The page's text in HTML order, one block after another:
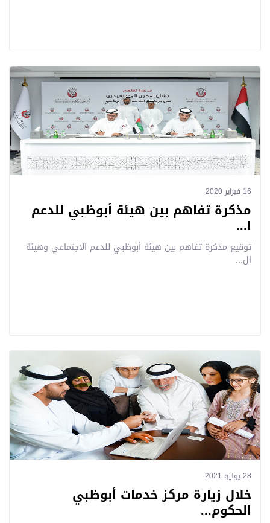
16 فبراير 2020
مذكرة تفاهم بين هيئة أبوظبي للدعم
ا...
توقيع مذكرة تفاهم بين هيئة أبوظبي للدعم الاجتماعي وهيئة
ال...
28 يوليو 2021
خلال زيارة مركز خدمات أبوظبي
الحكوم...